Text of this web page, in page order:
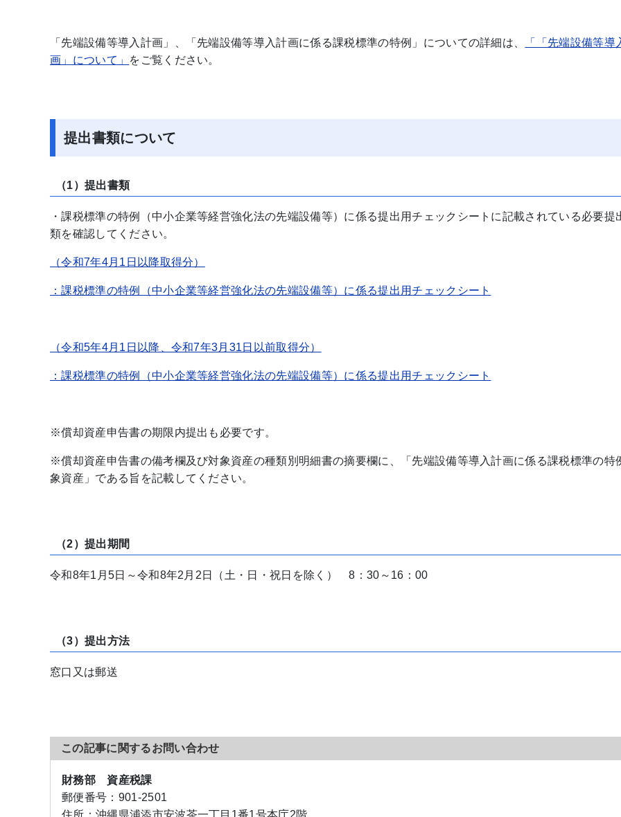
「先端設備等導入計画」、「先端設備等導入計画に係る課税標準の特例」についての詳細は、
「「先端設備等導
画」について」
をご覧ください。
提出書類について
（1）提出書類
・課税標準の特例（中小企業等経営強化法の先端設備等）に係る提出用チェックシートに記載されている必要提
類を確認してください。
（令和7年4月1日以降取得分）
：課税標準の特例（中小企業等経営強化法の先端設備等）に係る提出用チェックシート
（令和5年4月1日以降、令和7年3月31日以前取得分）
：課税標準の特例（中小企業等経営強化法の先端設備等）に係る提出用チェックシート
※償却資産申告書の期限内提出も必要です。
※償却資産申告書の備考欄及び対象資産の種類別明細書の摘要欄に、「先端設備等導入計画に係る課税標準の特
象資産」である旨を記載してください。
（2）提出期間
令和8年1月5日～令和8年2月2日（土・日・祝日を除く） 8：30～16：00
（3）提出方法
窓口又は郵送
この記事に関するお問い合わせ
財務部 資産税課
郵便番号： 901-2501
住所： 沖縄県浦添市安波茶一丁目1番1号本庁2階